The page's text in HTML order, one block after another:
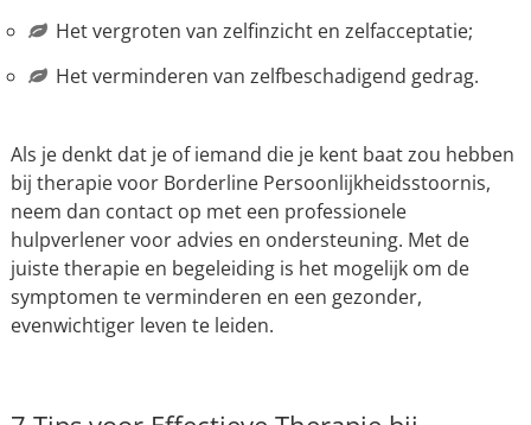
Het vergroten van zelfinzicht en zelfacceptatie;
Het verminderen van zelfbeschadigend gedrag.
Als je denkt dat je of iemand die je kent baat zou hebben
bij therapie voor Borderline Persoonlijkheidsstoornis,
neem dan contact op met een professionele
hulpverlener voor advies en ondersteuning. Met de
juiste therapie en begeleiding is het mogelijk om de
symptomen te verminderen en een gezonder,
evenwichtiger leven te leiden.